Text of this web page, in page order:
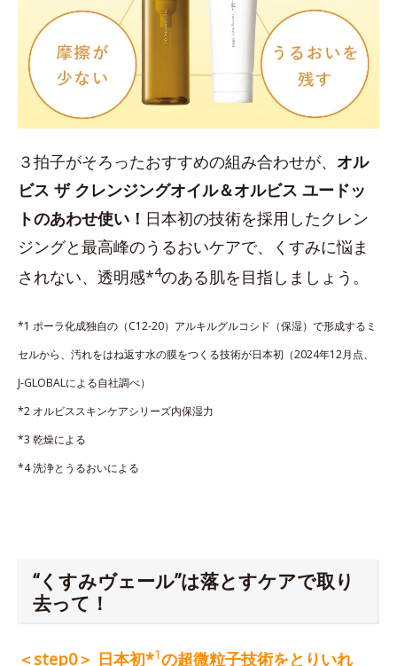
３拍子がそろったおすすめの組み合わせが、 オル
ビス ザ クレンジングオイル＆オルビス ユードッ
トのあわせ使い！ 日本初の技術を採用したクレン
ジングと最高峰のうるおいケアで、くすみに悩ま
されない、透明感*4のある肌を目指しましょう。
*1 ポーラ化成独自の（C12-20）アルキルグルコシド（保湿）で形成するミ
セルから、汚れをはね返す水の膜をつくる技術が日本初（2024年12月点、
J-GLOBALによる自社調べ）
*2 オルビススキンケアシリーズ内保湿力
*3 乾燥による
*4 洗浄とうるおいによる
“くすみヴェール”は落とすケアで取り
去って！
＜step0＞ 日本初*1の超微粒子技術をとりいれ